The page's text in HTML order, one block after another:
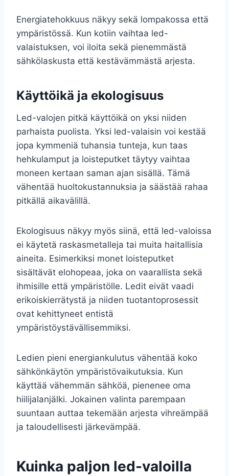
Energiatehokkuus näkyy sekä lompakossa että
ympäristössä. Kun kotiin vaihtaa led-
valaistuksen, voi iloita sekä pienemmästä
sähkölaskusta että kestävämmästä arjesta.
Käyttöikä ja ekologisuus
Led-valojen pitkä käyttöikä on yksi niiden
parhaista puolista. Yksi led-valaisin voi kestää
jopa kymmeniä tuhansia tunteja, kun taas
hehkulamput ja loisteputket täytyy vaihtaa
moneen kertaan saman ajan sisällä. Tämä
vähentää huoltokustannuksia ja säästää rahaa
pitkällä aikavälillä.
Ekologisuus näkyy myös siinä, että led-valoissa
ei käytetä raskasmetalleja tai muita haitallisia
aineita. Esimerkiksi monet loisteputket
sisältävät elohopeaa, joka on vaarallista sekä
ihmisille että ympäristölle. Ledit eivät vaadi
erikoiskierrätystä ja niiden tuotantoprosessit
ovat kehittyneet entistä
ympäristöystävällisemmiksi.
Ledien pieni energiankulutus vähentää koko
sähkönkäytön ympäristövaikutuksia. Kun
käyttää vähemmän sähköä, pienenee oma
hiilijalanjälki. Jokainen valinta parempaan
suuntaan auttaa tekemään arjesta vihreämpää
ja taloudellisesti järkevämpää.
Kuinka paljon led-valoilla